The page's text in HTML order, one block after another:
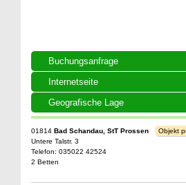
Buchungsanfrage
Internetseite
Geografische Lage
01814 Bad Schandau, StT Prossen
Untere Talstr. 3
Telefon: 035022 42524
2 Betten
Objekt